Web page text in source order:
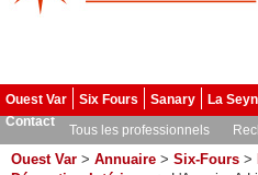
Ouest Var Six Fours Sanary La
Contact
Tous les professionnels
Ouest Var > Annuaire > Six-Fours >